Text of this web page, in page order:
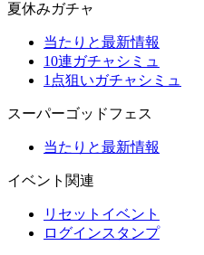
夏休みガチャ
当たりと最新情報
10連ガチャシミュ
1点狙いガチャシミュ
スーパーゴッドフェス
当たりと最新情報
イベント関連
リセットイベント
ログインスタンプ